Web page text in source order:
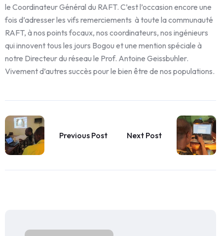
le Coordinateur Général du RAFT. C’est l’occasion encore une
fois d’adresser les vifs remerciements à toute la communauté
RAFT, à nos points focaux, nos coordinateurs, nos ingénieurs
qui innovent tous les jours Bogou et une mention spéciale à
notre Directeur du réseau le Prof. Antoine Geissbuhler.
Vivement d’autres succès pour le bien être de nos populations.
Previous Post Next Post